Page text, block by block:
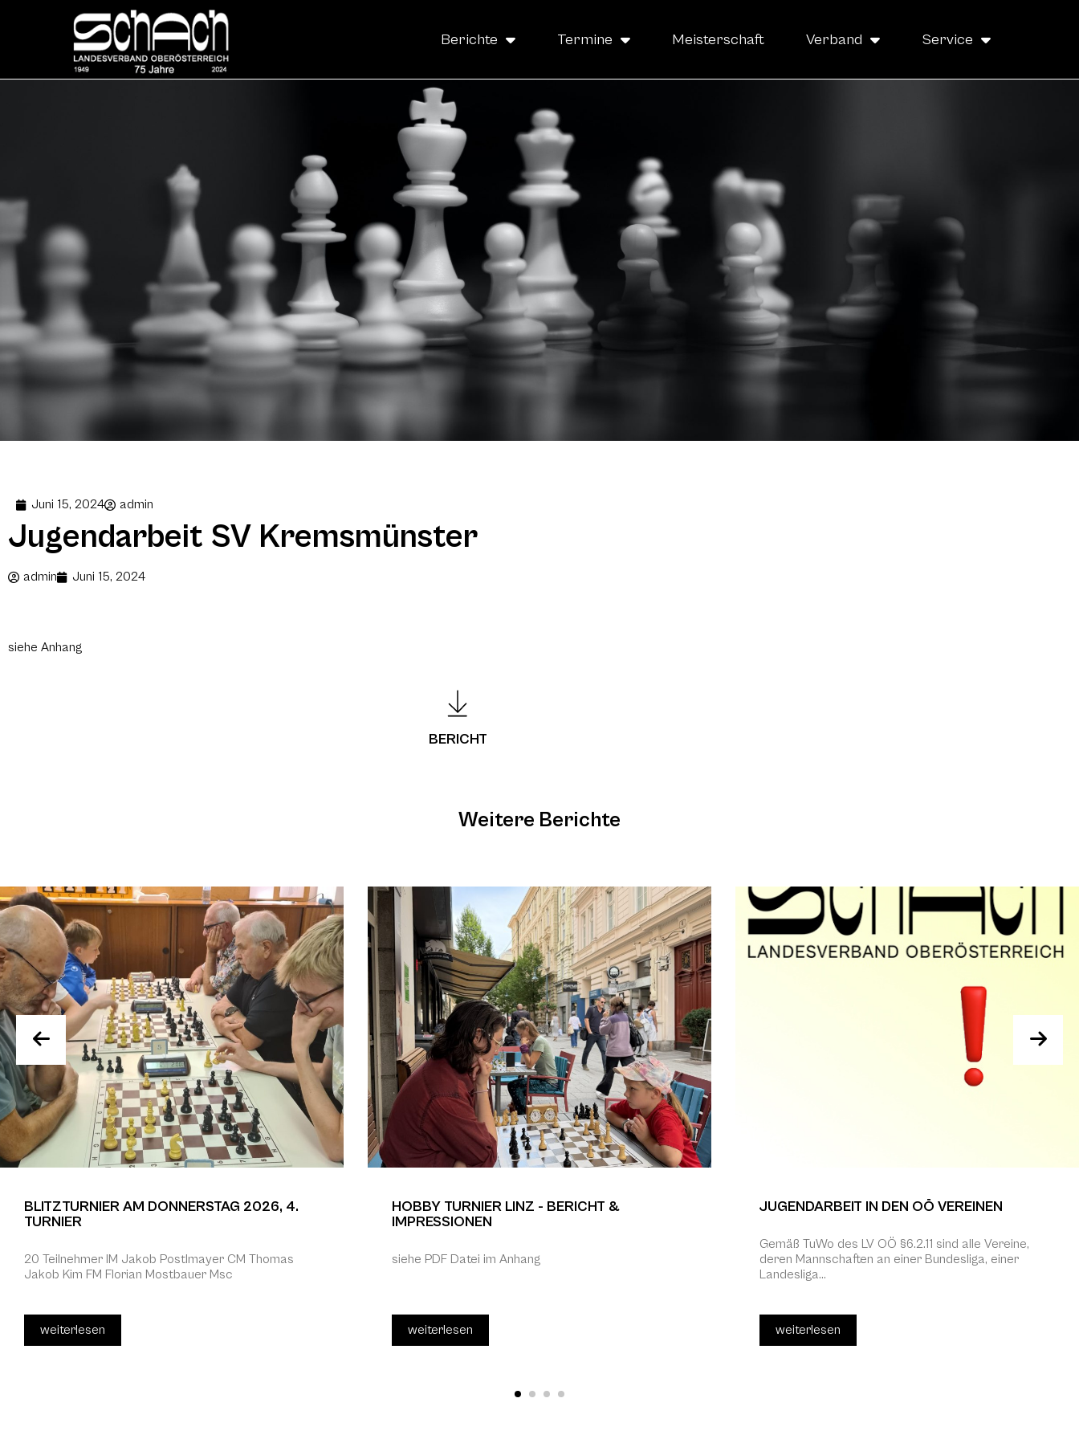
Berichte Termine Meisterschaft Verband Service
Juni 15, 2024 admin
Jugendarbeit SV Kremsmünster
admin Juni 15, 2024
siehe Anhang
BERICHT
Weitere Berichte
BLITZTURNIER AM DONNERSTAG 2026, 4.
TURNIER
20 Teilnehmer IM Jakob Postlmayer CM Thomas
Jakob Kim FM Florian Mostbauer Msc
weiterlesen
HOBBY TURNIER LINZ - BERICHT &
IMPRESSIONEN
siehe PDF Datei im Anhang
weiterlesen
JUGENDARBEIT IN DEN OÖ VEREINEN
Gemäß TuWo des LV OÖ §6.2.11 sind alle Vereine,
deren Mannschaften an einer Bundesliga, einer
Landesliga...
weiterlesen